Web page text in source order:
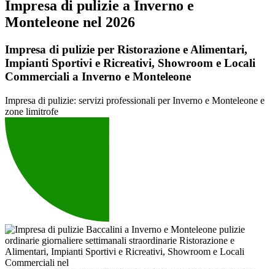
Impresa di pulizie a Inverno e
Monteleone nel 2026
Impresa di pulizie per Ristorazione e Alimentari,
Impianti Sportivi e Ricreativi, Showroom e Locali
Commerciali a Inverno e Monteleone
Impresa di pulizie: servizi professionali per Inverno e Monteleone e
zone limitrofe